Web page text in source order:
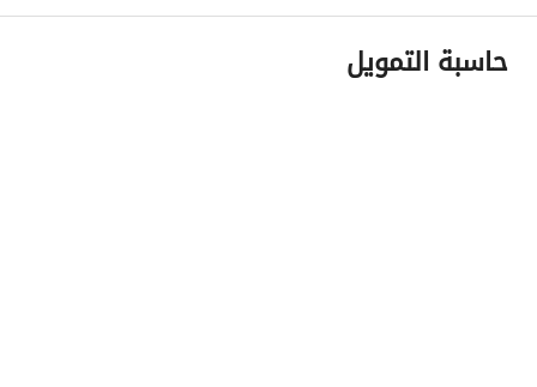
معلومات مسؤول الإعلان
اسم المسؤول
حاسبة التمويل